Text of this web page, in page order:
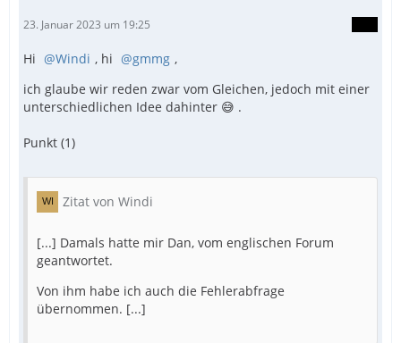
23. Januar 2023 um 19:25
Hi Windi , hi gmmg ,
ich glaube wir reden zwar vom Gleichen, jedoch mit einer
unterschiedlichen Idee dahinter 😅 .
Punkt (1)
Zitat von Windi
[...] Damals hatte mir Dan, vom englischen Forum
geantwortet.
Von ihm habe ich auch die Fehlerabfrage
übernommen. [...]